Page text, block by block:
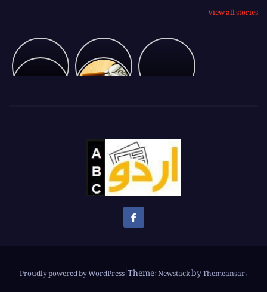
View all stories
Glimpse
of
Cricket
بشیر
بلور
پشاور
Ambani
showing
Vantra
Pakistan
U-
Proudly powered by WordPress|Theme:NewstackbyThemeansar.